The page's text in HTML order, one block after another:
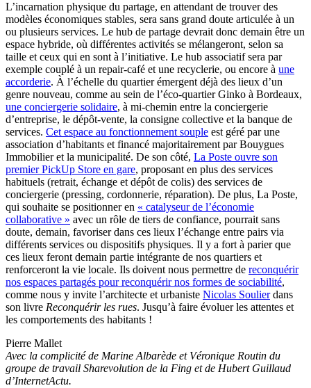
L’incarnation physique du partage, en attendant de trouver des
modèles économiques stables, sera sans grand doute articulée à un
ou plusieurs services. Le hub de partage devrait donc demain être un
espace hybride, où différentes activités se mélangeront, selon sa
taille et ceux qui en sont à l’initiative. Le hub associatif sera par
exemple couplé à un repair-café et une recyclerie, ou encore à une
accorderie. À l’échelle du quartier émergent déjà des lieux d’un
genre nouveau, comme au sein de l’éco-quartier Ginko à Bordeaux,
une conciergerie solidaire, à mi-chemin entre la conciergerie
d’entreprise, le dépôt-vente, la consigne collective et la banque de
services. Cet espace au fonctionnement souple est géré par une
association d’habitants et financé majoritairement par Bouygues
Immobilier et la municipalité. De son côté, La Poste ouvre son
premier PickUp Store en gare, proposant en plus des services
habituels (retrait, échange et dépôt de colis) des services de
conciergerie (pressing, cordonnerie, réparation). De plus, La Poste,
qui souhaite se positionner en « catalyseur de l’économie
collaborative » avec un rôle de tiers de confiance, pourrait sans
doute, demain, favoriser dans ces lieux l’échange entre pairs via
différents services ou dispositifs physiques. Il y a fort à parier que
ces lieux feront demain partie intégrante de nos quartiers et
renforceront la vie locale. Ils doivent nous permettre de reconquérir
nos espaces partagés pour reconquérir nos formes de sociabilité,
comme nous y invite l’architecte et urbaniste Nicolas Soulierdans
son livre Reconquérir les rues. Jusqu’à faire évoluer les attentes et
les comportements des habitants !
Pierre Mallet
Avec la complicité de Marine Albarède et Véronique Routin du
groupe de travail Sharevolution de la Fing et de Hubert Guillaud
d’InternetActu.